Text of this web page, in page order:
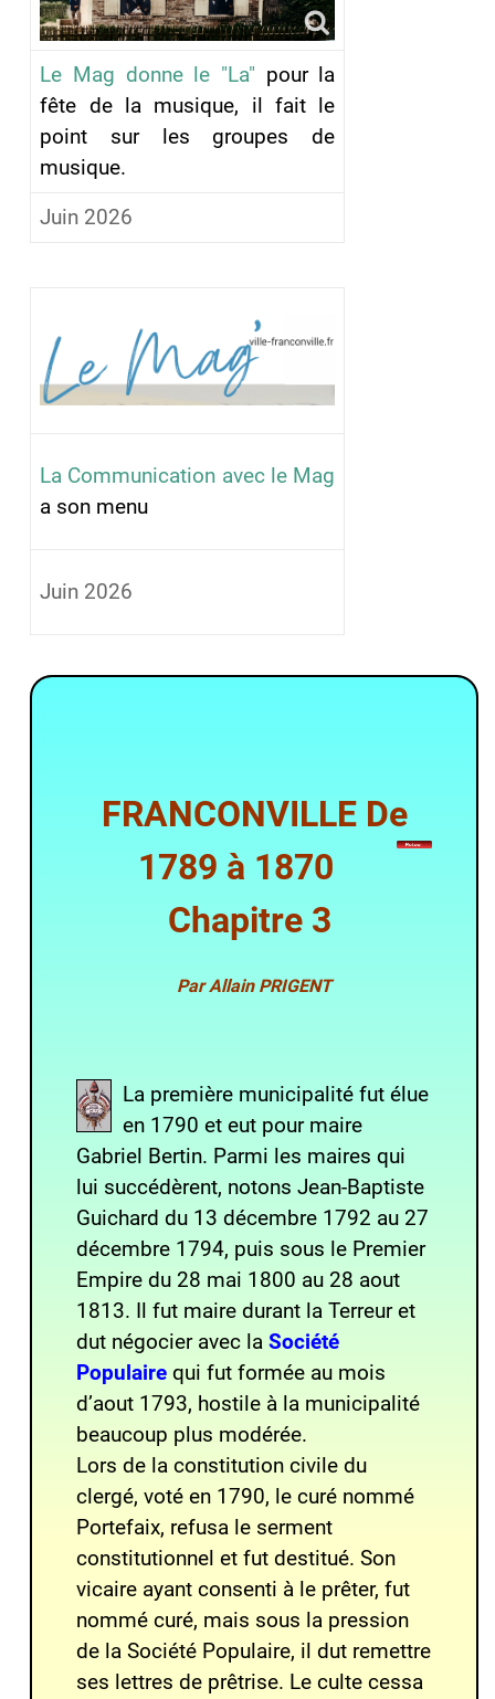
Le Mag donne le "La" pour la
fête de la musique, il fait le
point sur les groupes de
musique.
Juin 2026
La Communication avec le Mag
a son menu
Juin 2026
FRANCONVILLE De
1789 à 1870
Chapitre 3
Par Allain PRIGENT
La première municipalité fut élue
en 1790 et eut pour maire
Gabriel Bertin. Parmi les maires qui
lui succédèrent, notons Jean-Baptiste
Guichard du 13 décembre 1792 au 27
décembre 1794, puis sous le Premier
Empire du 28 mai 1800 au 28 aout
1813. Il fut maire durant la Terreur et
dut négocier avec laSociété
Populaire qui fut formée au mois
d’aout 1793, hostile à la municipalité
beaucoup plus modérée.
Lors de la constitution civile du
clergé, voté en 1790, le curé nommé
Portefaix, refusa le serment
constitutionnel et fut destitué. Son
vicaire ayant consenti à le prêter, fut
nommé curé, mais sous la pression
de la Société Populaire, il dut remettre
ses lettres de prêtrise. Le culte cessa